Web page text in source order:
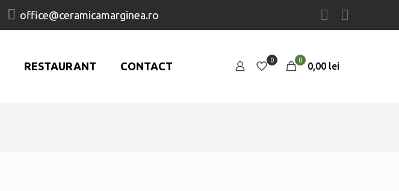
office@ceramicamarginea.ro
RESTAURANT CONTACT 0 0
0,00 lei